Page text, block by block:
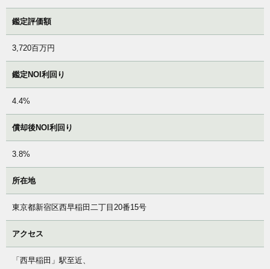
鑑定評価額
3,720百万円
鑑定NOI利回り
4.4%
償却後NOI利回り
3.8%
所在地
東京都新宿区西早稲田二丁目20番15号
アクセス
「西早稲田」駅至近、